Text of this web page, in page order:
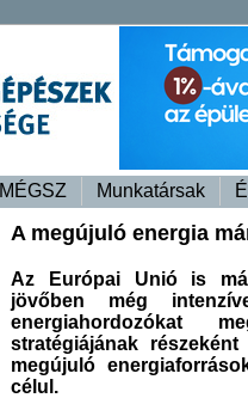
MÉGSZ Munkatársak
A megújuló energia
Az Európai Unió is
jövőben még
energiahordozókat
stratégiájának
megújuló
célul.